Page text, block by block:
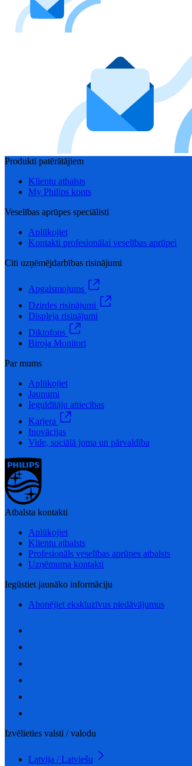
Produkti patērātājiem
Klientu atbalsts
My Philips konts
Veselības aprūpes speciālisti
Aplūkojiet
Kontakti profesionālai veselības aprūpei
Citi uzņēmējdarbības risinājumi
Apgaismojums
Dzirdes risinājumi
Displeja risinājumi
Diktofons
Biroja Monitori
Par mums
Aplūkojiet
Jaunumi
Ieguldītāju attiecības
Karjera
Inovācijas
Vide, sociālā joma un pārvaldība
Atbalsta kontakti
Aplūkojiet
Klientu atbalsts
Profesionāls veselības aprūpes atbalsts
Uzņēmuma kontakti
Iegūstiet jaunāko informāciju
Abonējiet ekskluzīvus piedāvājumus
Izvēlieties valsti / valodu
Latvija / Latviešu